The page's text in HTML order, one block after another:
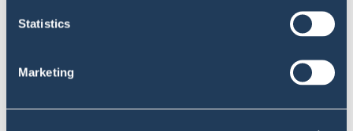
Statistics
Marketing
spanning eraf gaat. Zo kan u ook
gelegenheden als Kerst of Oud en Nieuw
het systeem weer tijdelijk op te spannen.